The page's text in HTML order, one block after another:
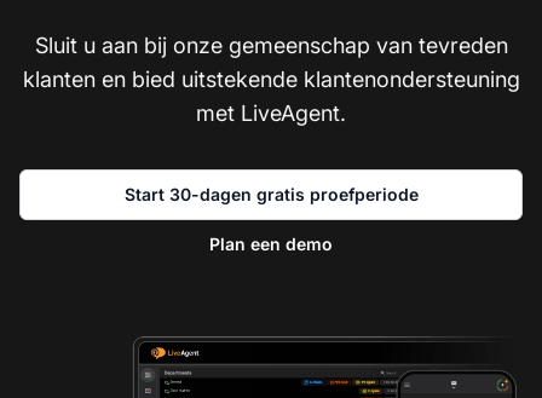
Sluit u aan bij onze gemeenschap van tevreden
klanten en bied uitstekende klantenondersteuning
met LiveAgent.
Start 30-dagen gratis proefperiode
Plan een demo